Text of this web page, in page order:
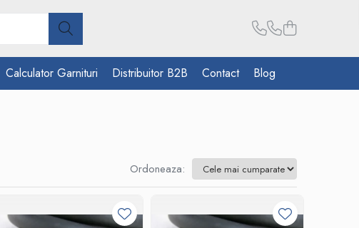
Calculator Garnituri Distribuitor B2B Contact Blog
Ordoneaza: